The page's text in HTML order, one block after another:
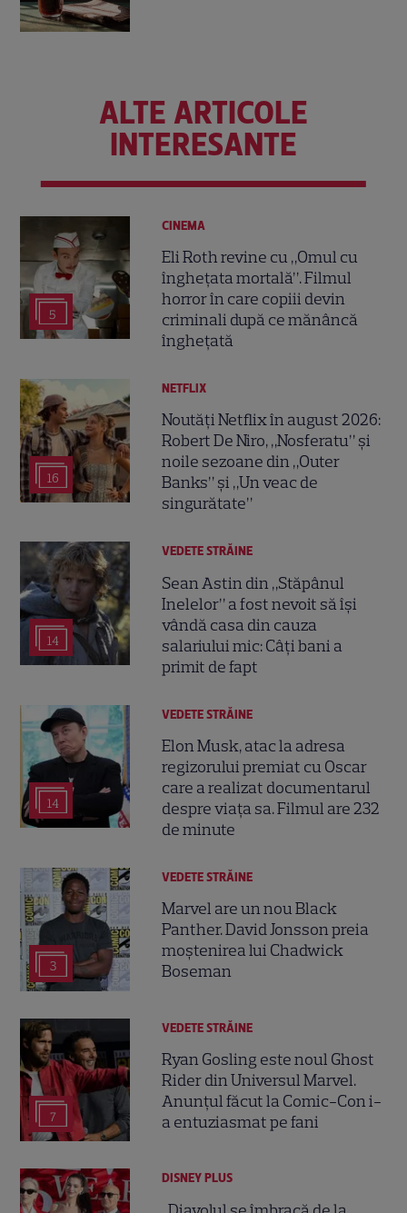
ALTE ARTICOLE
INTERESANTE
5
CINEMA
Eli Roth revine cu „Omul cu
înghețata mortală”. Filmul
horror în care copiii devin
criminali după ce mănâncă
înghețată
16
NETFLIX
Noutăți Netflix în august 2026:
Robert De Niro, „Nosferatu” și
noile sezoane din „Outer
Banks” și „Un veac de
singurătate”
14
VEDETE STRĂINE
Sean Astin din „Stăpânul
Inelelor” a fost nevoit să își
vândă casa din cauza
salariului mic: Câți bani a
primit de fapt
14
VEDETE STRĂINE
Elon Musk, atac la adresa
regizorului premiat cu Oscar
care a realizat documentarul
despre viața sa. Filmul are 232
de minute
3
VEDETE STRĂINE
Marvel are un nou Black
Panther. David Jonsson preia
moștenirea lui Chadwick
Boseman
7
VEDETE STRĂINE
Ryan Gosling este noul Ghost
Rider din Universul Marvel.
Anunțul făcut la Comic-Con i-
a entuziasmat pe fani
DISNEY PLUS